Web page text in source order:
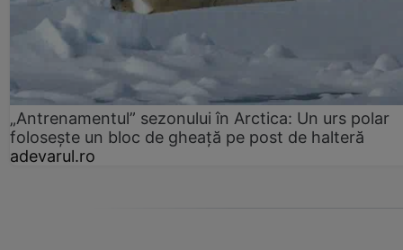
„Antrenamentul” sezonului în Arctica: Un urs polar
folosește un bloc de gheață pe post de halteră
adevarul.ro